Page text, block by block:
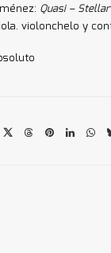
Quasi – Stellar
violonchelo y